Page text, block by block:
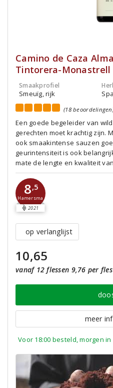
Camino de Caza
Tintorera-Monastrell
Smaakprofiel
Smeuïg, rijk
(18
Een goede begeleider van
gerechten moet krachtig zijn.
ook smaakintense sauzen
geurintensiteit is ook
mate de lengte en kwaliteit
8,5
Hamersma
2021
op verlanglijst
10,65
vanaf 12 flessen 9,76 per fles
meer
Voor 18:00 besteld, morgen in